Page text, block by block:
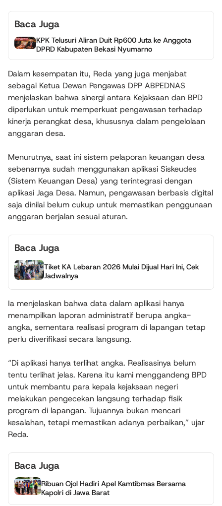
Baca Juga
KPK Telusuri Aliran Duit Rp600 Juta ke Anggota
DPRD Kabupaten Bekasi Nyumarno
Dalam kesempatan itu, Reda yang juga menjabat
sebagai Ketua Dewan Pengawas DPP ABPEDNAS
menjelaskan bahwa sinergi antara Kejaksaan dan BPD
diperlukan untuk memperkuat pengawasan terhadap
kinerja perangkat desa, khususnya dalam pengelolaan
anggaran desa.
Menurutnya, saat ini sistem pelaporan keuangan desa
sebenarnya sudah menggunakan aplikasi Siskeudes
(Sistem Keuangan Desa) yang terintegrasi dengan
aplikasi Jaga Desa. Namun, pengawasan berbasis digital
saja dinilai belum cukup untuk memastikan penggunaan
anggaran berjalan sesuai aturan.
Baca Juga
Tiket KA Lebaran 2026 Mulai Dijual Hari Ini, Cek
Jadwalnya
Ia menjelaskan bahwa data dalam aplikasi hanya
menampilkan laporan administratif berupa angka-
angka, sementara realisasi program di lapangan tetap
perlu diverifikasi secara langsung.
“Di aplikasi hanya terlihat angka. Realisasinya belum
tentu terlihat jelas. Karena itu kami menggandeng BPD
untuk membantu para kepala kejaksaan negeri
melakukan pengecekan langsung terhadap fisik
program di lapangan. Tujuannya bukan mencari
kesalahan, tetapi memastikan adanya perbaikan,” ujar
Reda.
Baca Juga
Ribuan Ojol Hadiri Apel Kamtibmas Bersama
Kapolri di Jawa Barat